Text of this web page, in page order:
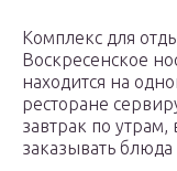
Комплекс для
Воскресенское
находится на
ресторане
завтрак по
заказывать